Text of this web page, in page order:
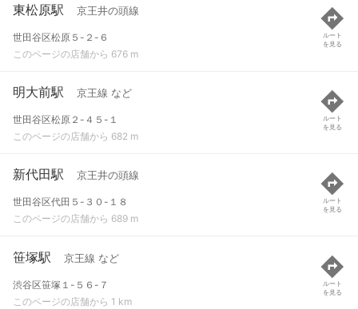
東松原駅 京王井の頭線
世田谷区松原５-２-６
このページの店舗から 676 m
ルート
を見る
明大前駅 京王線 など
世田谷区松原２-４５-１
このページの店舗から 682 m
ルート
を見る
新代田駅 京王井の頭線
世田谷区代田５-３０-１８
このページの店舗から 689 m
ルート
を見る
笹塚駅 京王線 など
渋谷区笹塚１-５６-７
このページの店舗から 1 km
ルート
を見る